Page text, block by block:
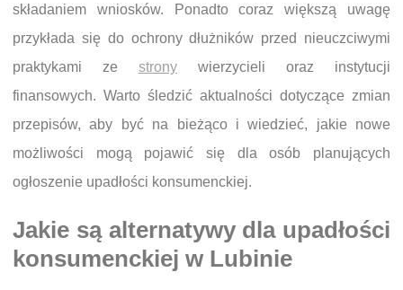
składaniem wniosków. Ponadto coraz większą uwagę
przykłada się do ochrony dłużników przed nieuczciwymi
praktykami ze strony wierzycieli oraz instytucji
finansowych. Warto śledzić aktualności dotyczące zmian
przepisów, aby być na bieżąco i wiedzieć, jakie nowe
możliwości mogą pojawić się dla osób planujących
ogłoszenie upadłości konsumenckiej.
Jakie są alternatywy dla upadłości
konsumenckiej w Lubinie